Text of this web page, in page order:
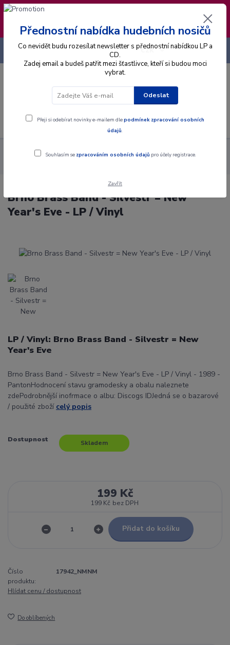
❣️ Od 4.8. do 13.8. čerpám dovolenou. Datum
expedice objednávek se posouvá na pátek
14.8.2026 🐋
Menu
CZK
+420 725 736 293
Alba Gramodesky
Brno Brass Band - Silvestr = New Year's
Brno Brass Band - Silvestr = New
Year's Eve - LP / Vinyl
LP / Vinyl: Brno Brass Band - Silvestr = New
Year's Eve
Brno Brass Band - Silvestr = New Year's Eve - LP / Vinyl - 1989 -
PantonHodnocení stavu gramodesky a obalu naleznete
zdePodrobnější inofrmace o albu: Discogs IDJedná se o bazarové
/ použité zboží celý popis
Dostupnost Skladem
199 Kč
199 Kč bez DPH
Přidat do košíku
Číslo
produktu:
17942_NMNM
Hlídat cenu / dostupnost
Do oblíbených
Přednostní nabídka hudebních nosičů
Co nevidět budu rozesílat newsletter s přednostní nabídkou LP a
CD.
Zadej email a budeš patřit mezi šťastlivce, kteří si budou moci
vybrat.
Odeslat
Přeji si odebírat novinky e-mailem dlepodmínek zpracování osobních
údajů.
Souhlasím se zpracováním osobních údajů pro účely registrace.
Zavřít